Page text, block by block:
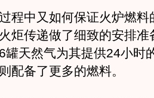
中又如何保证火炉燃料
炬传递做了细致的安排准
罐天然气为其提供24小时
配备了更多的燃料。